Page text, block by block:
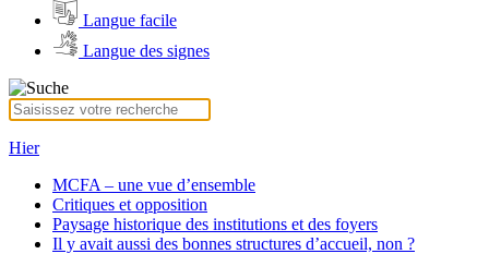
Langue facile
Langue des signes
Hier
MCFA – une vue d’ensemble
Critiques et opposition
Paysage historique des institutions et des foyers
Il y avait aussi des bonnes structures d’accueil, non ?